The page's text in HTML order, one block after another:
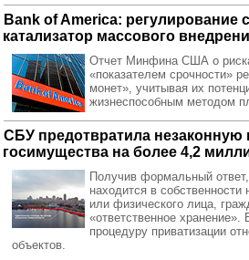
Bank of America: регулирование
катализатор массового
Отчет Минфина США о
«показателем срочности»
монет», учитывая их
жизнеспособным методом
СБУ предотвратила незаконную
госимущества на более 4,2
Получив формальный
находится в собственности
или физического лица,
«ответственное хранение».
процедуру приватизации
объектов.